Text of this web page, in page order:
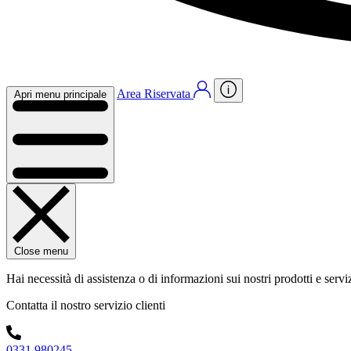
Apri menu principale Area Riservata
Close menu
Hai necessità di assistenza o di informazioni sui nostri prodotti e
Contatta il nostro servizio clienti